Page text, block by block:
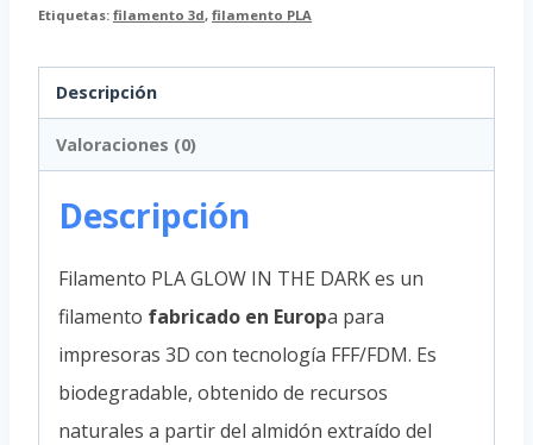
Etiquetas: filamento 3d, filamento PLA
Descripción
Valoraciones (0)
Descripción
Filamento PLA GLOW IN THE DARK es un
filamento fabricado en Europa para
impresoras 3D con tecnología FFF/FDM. Es
biodegradable, obtenido de recursos
naturales a partir del almidón extraído del